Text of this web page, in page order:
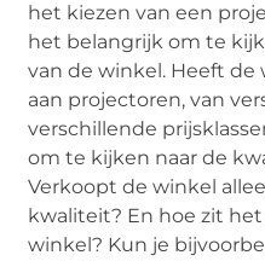
het kiezen van een
het belangrijk om te
van de winkel. Heeft de
aan projectoren, van
verschillende
om te kijken naar de
Verkoopt de winkel
kwaliteit? En hoe zit
winkel? Kun je